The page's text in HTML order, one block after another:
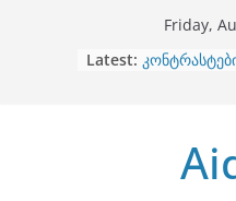
Friday,
Latest: ბინების
ინტერიერის
არტემიდი